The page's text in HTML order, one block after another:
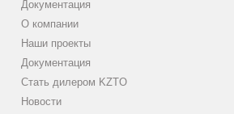
Документация
О компании
Наши проекты
Документация
Стать дилером KZTO
Новости